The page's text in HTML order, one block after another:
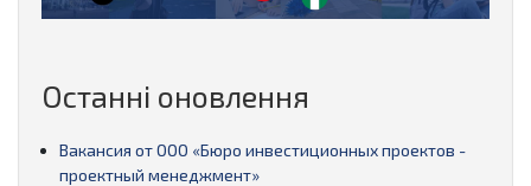
Останні оновлення
Вакансия от ООО «Бюро инвестиционных проектов -
проектный менеджмент»